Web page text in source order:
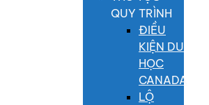
QUY TRÌNH
ĐIỀU
KIỆN DU
HỌC
CANADA
LỘ